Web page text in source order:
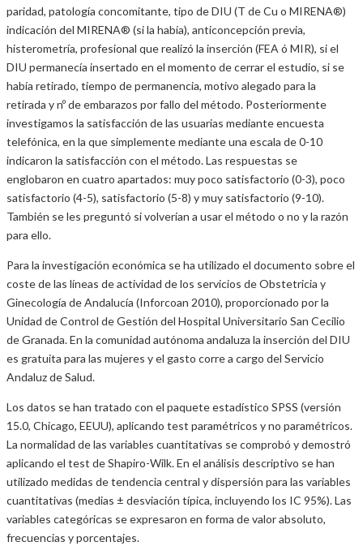
paridad, patología concomitante, tipo de DIU (T de Cu o MIRENA®)
indicación del MIRENA® (si la había), anticoncepción previa,
histerometría, profesional que realizó la inserción (FEA ó MIR), si el
DIU permanecía insertado en el momento de cerrar el estudio, si se
había retirado, tiempo de permanencia, motivo alegado para la
retirada y nº de embarazos por fallo del método. Posteriormente
investigamos la satisfacción de las usuarias mediante encuesta
telefónica, en la que simplemente mediante una escala de 0-10
indicaron la satisfacción con el método. Las respuestas se
englobaron en cuatro apartados: muy poco satisfactorio (0-3), poco
satisfactorio (4-5), satisfactorio (5-8) y muy satisfactorio (9-10).
También se les preguntó si volverían a usar el método o no y la razón
para ello.
Para la investigación económica se ha utilizado el documento sobre el
coste de las líneas de actividad de los servicios de Obstetricia y
Ginecología de Andalucía (Inforcoan 2010), proporcionado por la
Unidad de Control de Gestión del Hospital Universitario San Cecilio
de Granada. En la comunidad autónoma andaluza la inserción del DIU
es gratuita para las mujeres y el gasto corre a cargo del Servicio
Andaluz de Salud.
Los datos se han tratado con el paquete estadístico SPSS (versión
15.0, Chicago, EEUU), aplicando test paramétricos y no paramétricos.
La normalidad de las variables cuantitativas se comprobó y demostró
aplicando el test de Shapiro-Wilk. En el análisis descriptivo se han
utilizado medidas de tendencia central y dispersión para las variables
cuantitativas (medias ± desviación típica, incluyendo los IC 95%). Las
variables categóricas se expresaron en forma de valor absoluto,
frecuencias y porcentajes.